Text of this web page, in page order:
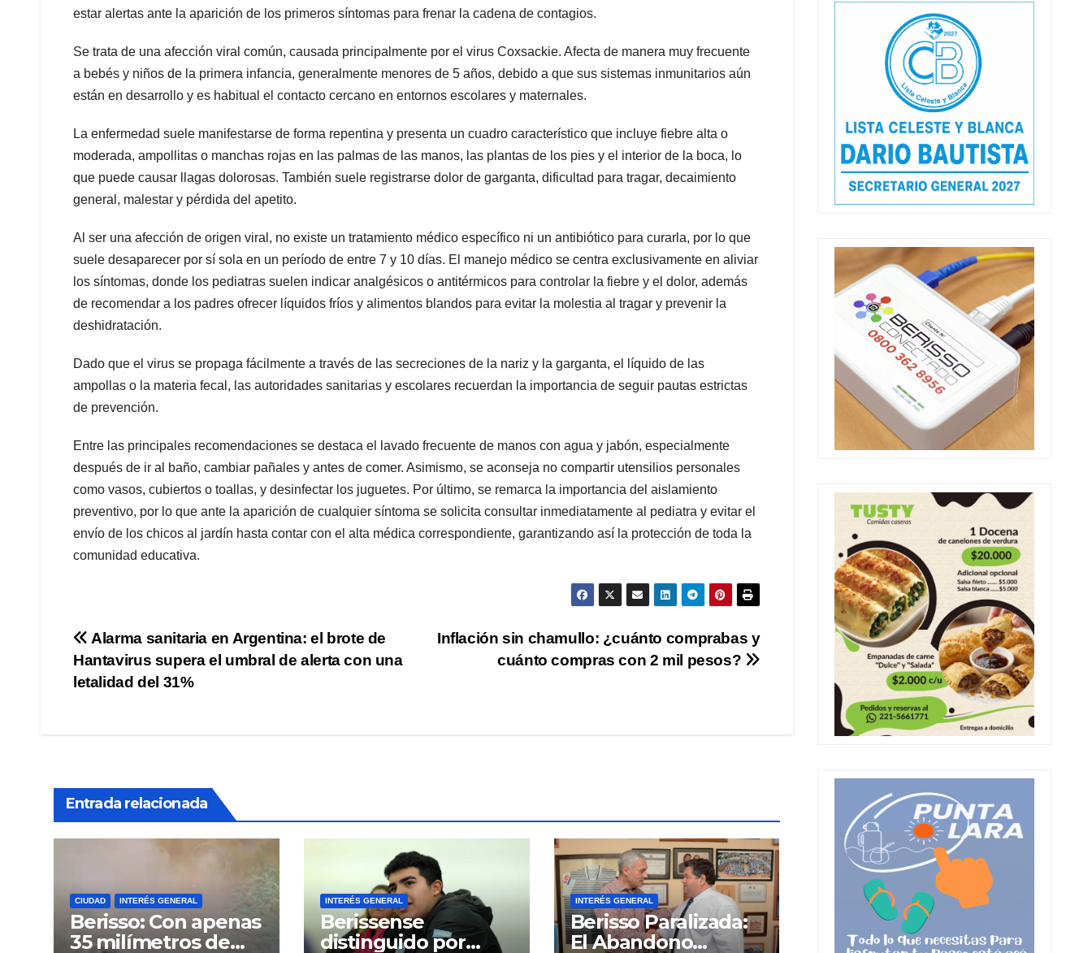
estar alertas ante la aparición de los primeros síntomas para frenar la cadena de contagios.
Se trata de una afección viral común, causada principalmente por el virus Coxsackie. Afecta de manera muy frecuente
a bebés y niños de la primera infancia, generalmente menores de 5 años, debido a que sus sistemas inmunitarios aún
están en desarrollo y es habitual el contacto cercano en entornos escolares y maternales.
La enfermedad suele manifestarse de forma repentina y presenta un cuadro característico que incluye fiebre alta o
moderada, ampollitas o manchas rojas en las palmas de las manos, las plantas de los pies y el interior de la boca, lo
que puede causar llagas dolorosas. También suele registrarse dolor de garganta, dificultad para tragar, decaimiento
general, malestar y pérdida del apetito.
Al ser una afección de origen viral, no existe un tratamiento médico específico ni un antibiótico para curarla, por lo que
suele desaparecer por sí sola en un período de entre 7 y 10 días. El manejo médico se centra exclusivamente en aliviar
los síntomas, donde los pediatras suelen indicar analgésicos o antitérmicos para controlar la fiebre y el dolor, además
de recomendar a los padres ofrecer líquidos fríos y alimentos blandos para evitar la molestia al tragar y prevenir la
deshidratación.
Dado que el virus se propaga fácilmente a través de las secreciones de la nariz y la garganta, el líquido de las
ampollas o la materia fecal, las autoridades sanitarias y escolares recuerdan la importancia de seguir pautas estrictas
de prevención.
Entre las principales recomendaciones se destaca el lavado frecuente de manos con agua y jabón, especialmente
después de ir al baño, cambiar pañales y antes de comer. Asimismo, se aconseja no compartir utensilios personales
como vasos, cubiertos o toallas, y desinfectar los juguetes. Por último, se remarca la importancia del aislamiento
preventivo, por lo que ante la aparición de cualquier síntoma se solicita consultar inmediatamente al pediatra y evitar el
envío de los chicos al jardín hasta contar con el alta médica correspondiente, garantizando así la protección de toda la
comunidad educativa.
Navegación
de
Inflación sin chamullo: ¿cuánto comprabas y
cuánto compras con 2 mil pesos?
Alarma sanitaria en Argentina: el brote de
Hantavirus supera el umbral de alerta con una
letalidad del 31%
Entrada relacionada
CIUDAD INTERÉS GENERAL
Berisso: Con apenas
35 milímetros de
INTERÉS GENERAL
Berissense
distinguido por
INTERÉS GENERAL
Berisso Paralizada:
El Abandono